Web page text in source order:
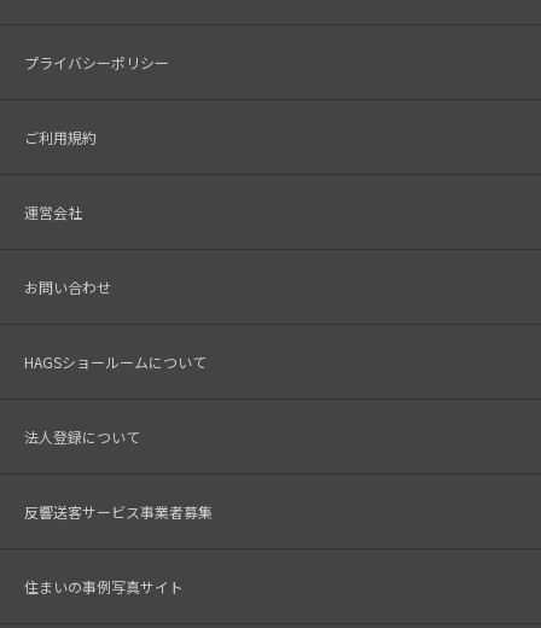
プライバシーポリシー
ご利用規約
運営会社
お問い合わせ
HAGSショールームについて
法人登録について
反響送客サービス事業者募集
住まいの事例写真サイト